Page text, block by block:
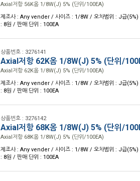
Axial저항 56K옴 1/8W(J) 5% (단위/100EA)
제조사 : Any vender / 사이즈 : 1/8W / 오차범위 : J급(5%)
: 8원 / 판매 단위 : 100EA
상품번호 : 3276141
Axial저항 62K옴 1/8W(J) 5% (단위/
Axial저항 62K옴 1/8W(J) 5% (단위/100EA)
제조사 : Any vender / 사이즈 : 1/8W / 오차범위 : J급(5%)
: 8원 / 판매 단위 : 100EA
상품번호 : 3276142
Axial저항 68K옴 1/8W(J) 5% (단위/
Axial저항 68K옴 1/8W(J) 5% (단위/100EA)
제조사 : Any vender / 사이즈 : 1/8W / 오차범위 : J급(5%)
: 8원 / 판매 단위 : 100EA